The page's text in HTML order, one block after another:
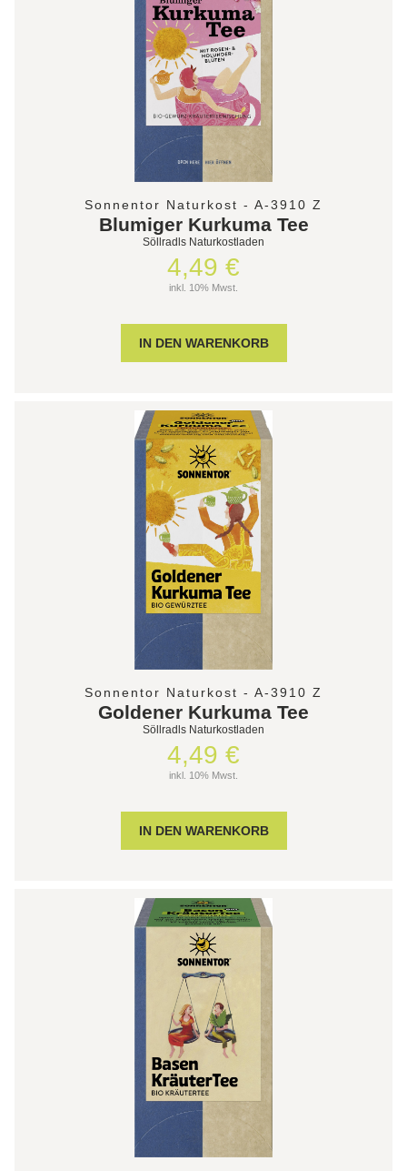
Sonnentor Naturkost - A-3910 Z
Blumiger Kurkuma Tee
Söllradls Naturkostladen
4,49 €
inkl. 10% Mwst.
Sonnentor Naturkost - A-3910 Z
Goldener Kurkuma Tee
Söllradls Naturkostladen
4,49 €
inkl. 10% Mwst.